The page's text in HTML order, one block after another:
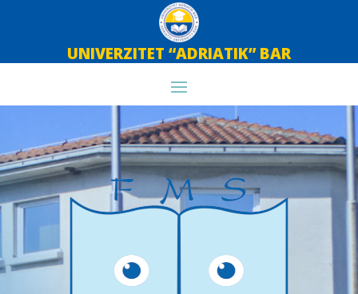
UNIVERZITET “ADRIATIK” BAR